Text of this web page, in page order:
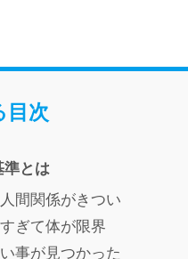
目次
準とは
間関係がきつい
ぎて体が限界
事が見つかった